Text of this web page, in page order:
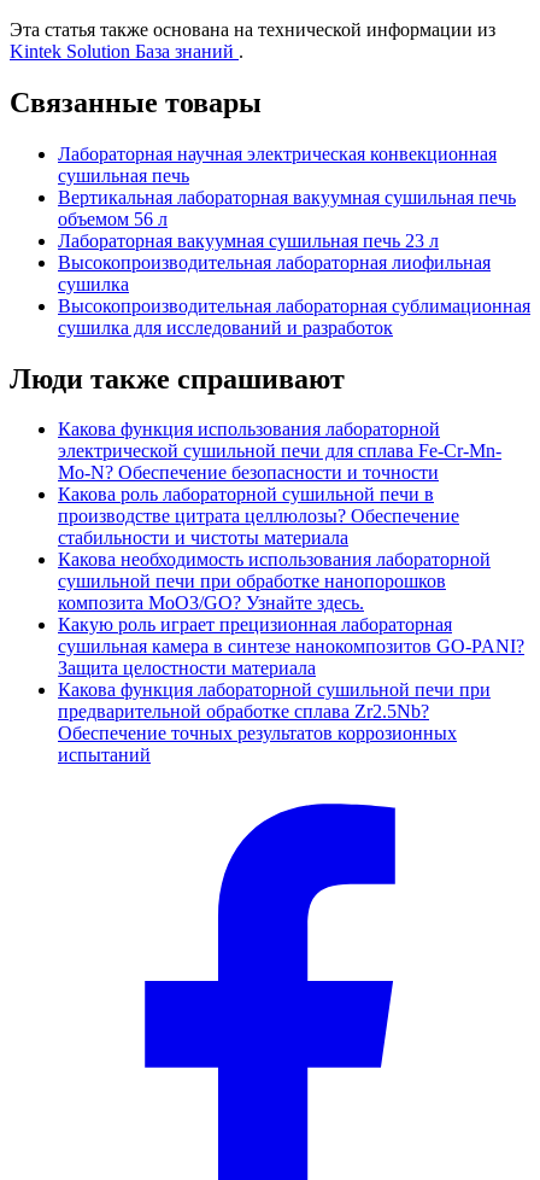
Эта статья также основана на технической информации из
Kintek Solution База знаний .
Связанные товары
Лабораторная научная электрическая конвекционная
сушильная печь
Вертикальная лабораторная вакуумная сушильная печь
объемом 56 л
Лабораторная вакуумная сушильная печь 23 л
Высокопроизводительная лабораторная лиофильная
сушилка
Высокопроизводительная лабораторная сублимационная
сушилка для исследований и разработок
Люди также спрашивают
Какова функция использования лабораторной
электрической сушильной печи для сплава Fe-Cr-Mn-
Mo-N? Обеспечение безопасности и точности
Какова роль лабораторной сушильной печи в
производстве цитрата целлюлозы? Обеспечение
стабильности и чистоты материала
Какова необходимость использования лабораторной
сушильной печи при обработке нанопорошков
композита MoO3/GO? Узнайте здесь.
Какую роль играет прецизионная лабораторная
сушильная камера в синтезе нанокомпозитов GO-PANI?
Защита целостности материала
Какова функция лабораторной сушильной печи при
предварительной обработке сплава Zr2.5Nb?
Обеспечение точных результатов коррозионных
испытаний